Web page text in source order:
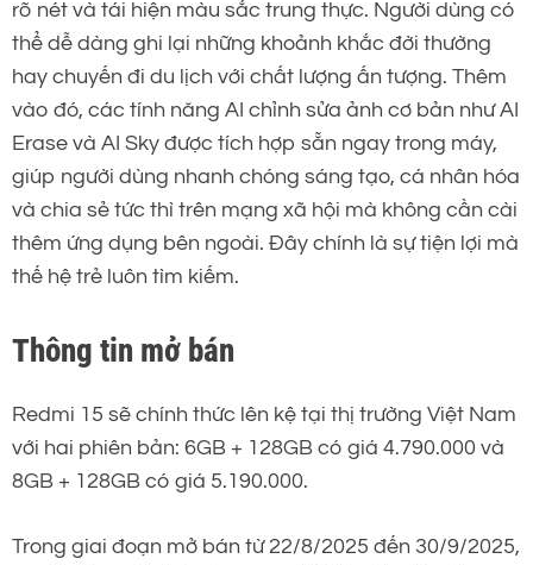
rõ nét và tái hiện màu sắc trung thực. Người dùng có
thể dễ dàng ghi lại những khoảnh khắc đời thường
hay chuyến đi du lịch với chất lượng ấn tượng. Thêm
vào đó, các tính năng AI chỉnh sửa ảnh cơ bản như AI
Erase và AI Sky được tích hợp sẵn ngay trong máy,
giúp người dùng nhanh chóng sáng tạo, cá nhân hóa
và chia sẻ tức thì trên mạng xã hội mà không cần cài
thêm ứng dụng bên ngoài. Đây chính là sự tiện lợi mà
thế hệ trẻ luôn tìm kiếm.
Thông tin mở bán
Redmi 15 sẽ chính thức lên kệ tại thị trường Việt Nam
với hai phiên bản: 6GB + 128GB có giá 4.790.000 và
8GB + 128GB có giá 5.190.000.
Trong giai đoạn mở bán từ 22/8/2025 đến 30/9/2025,